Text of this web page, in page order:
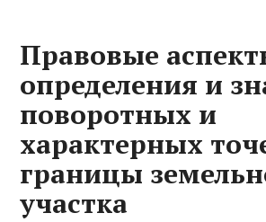
Правовые
определения и
поворотных и
характерных
границы
участка